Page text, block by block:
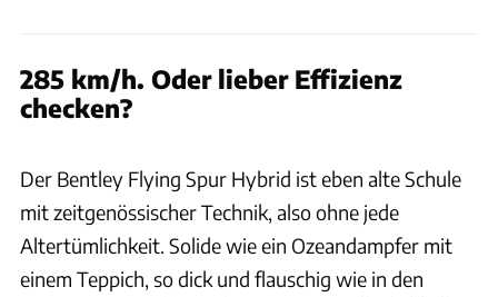
285 km/h. Oder lieber Effizienz
checken?
Der Bentley Flying Spur Hybrid ist eben alte Schule
mit zeitgenössischer Technik, also ohne jede
Altertümlichkeit. Solide wie ein Ozeandampfer mit
einem Teppich, so dick und flauschig wie in den